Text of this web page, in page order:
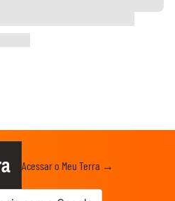
Acessar o Meu Terra →